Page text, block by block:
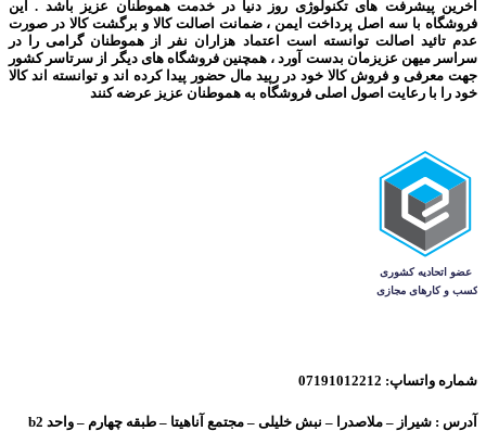
آخرین پیشرفت های تکنولوژی روز دنیا در خدمت هموطنان عزیز باشد . این
فروشگاه با سه اصل پرداخت ایمن ، ضمانت اصالت کالا و برگشت کالا در صورت
عدم تائید اصالت توانسته است اعتماد هزاران نفر از هموطنان گرامی را در
سراسر میهن عزیزمان بدست آورد ، همچنین فروشگاه های دیگر از سرتاسر کشور
جهت معرفی و فروش کالا خود در رپید مال حضور پیدا کرده اند و توانسته اند کالا
خود را با رعایت اصول اصلی فروشگاه به هموطنان عزیز عرضه کنند
شماره واتساپ: 07191012212
آدرس : شیراز – ملاصدرا – نبش خلیلی – مجتمع آناهیتا – طبقه چهارم – واحد b2